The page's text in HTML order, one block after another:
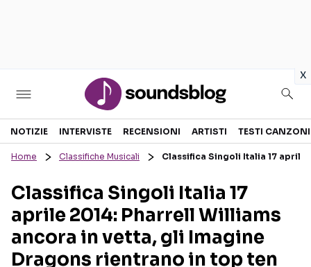
x
Sezioni
RECENSIONI MUSICALI
INTERVISTE
GOSSIP E CURIOSITÀ
TESTI CANZONI
TOUR ED EVENTI
TALENT SHOW
NOTIZIE INTERVISTE RECENSIONI ARTISTI TESTI CANZONI
Home Classifiche Musicali Classifica Singoli Italia 17
Classifica Singoli Italia 17
aprile 2014: Pharrell Williams
ancora in vetta, gli Imagine
Dragons rientrano in top ten